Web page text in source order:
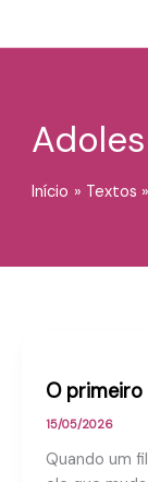
Início Textos
O
15/05/2026
Quando um